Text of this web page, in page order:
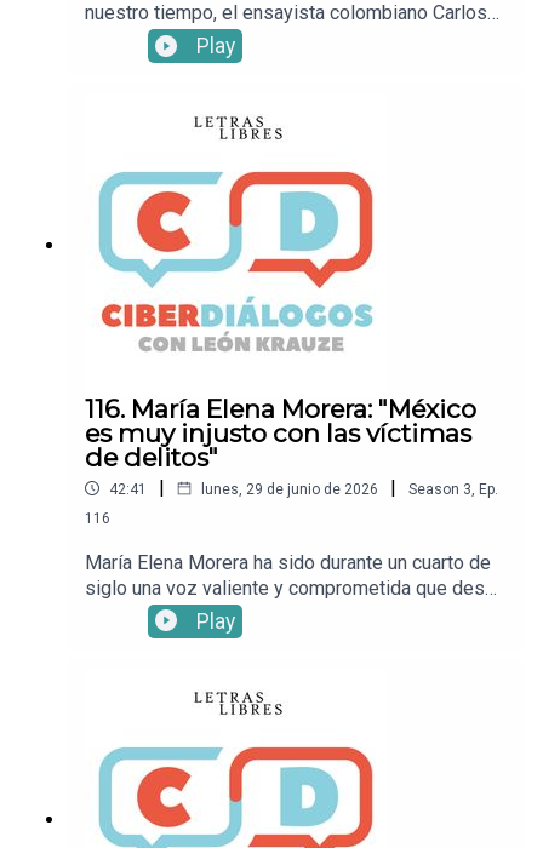
nuestro tiempo, el ensayista colombiano Carlos
Granés ha analizado con inteligencia el pasado y
la actualidad de América Latina. En esta
políticos relevantes: la situación del régimen en
Venezuela luego de los terremotos, el ascenso
de la derecha en Colombia, el papel de Donald
Trump en la región y los ideales de la unidad
latinoamericana.Mira este episodio en YouTube.•
Sigue a León KrauzeXFacebookInstagramTikTok•
Sigue a Letras LibresSitio
webXFacebookInstagramTikTok• ¡Suscríbete a
Letras Libres!
Play
116. María Elena Morera: "México
es muy injusto con las víctimas
de delitos"
42:41 | lunes, 29 de junio de 2026 | Season 3 Ep.
116
María Elena Morera ha sido durante un cuarto de
siglo una voz valiente y comprometida que desde
Causa en Común, la asociación que preside, se ha
dedicado a empujar al país hacia una justicia más
víctimas y una reflexión constante sobre la
inseguridad. En esta conversación con León
y acceso a la justicia durante el gobierno de
Claudia Sheinbaum.Mira este episodio en
YouTube.• Sigue a León
KrauzeXFacebookInstagramTikTok• Sigue a
Play